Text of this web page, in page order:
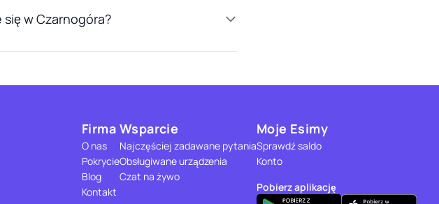
w Czarnogóra?
Firma
O nas
Pokrycie
Blog
Kontakt
Wsparcie
Najczęściej zadawane pytania
Obsługiwane urządzenia
Czat na żywo
Moje Esimy
Sprawdź saldo
Konto
Pobierz aplikację